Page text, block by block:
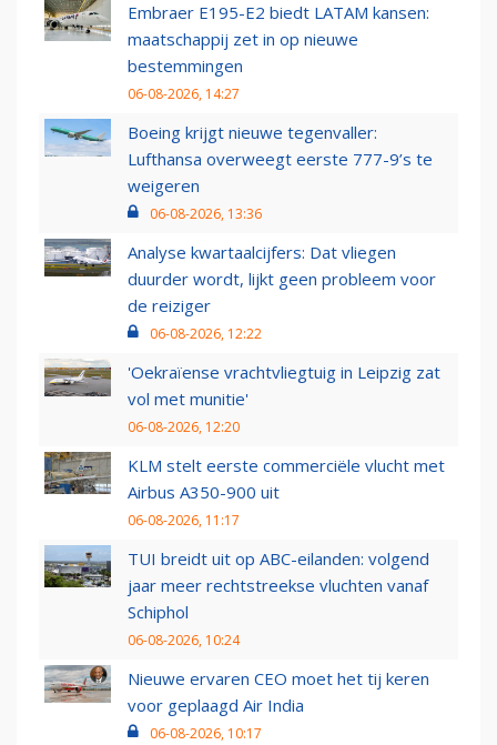
Embraer E195-E2 biedt LATAM kansen:
maatschappij zet in op nieuwe
bestemmingen
06-08-2026, 14:27
Boeing krijgt nieuwe tegenvaller:
Lufthansa overweegt eerste 777-9’s te
weigeren
06-08-2026, 13:36
Analyse kwartaalcijfers: Dat vliegen
duurder wordt, lijkt geen probleem voor
de reiziger
06-08-2026, 12:22
'Oekraïense vrachtvliegtuig in Leipzig zat
vol met munitie'
06-08-2026, 12:20
KLM stelt eerste commerciële vlucht met
Airbus A350-900 uit
06-08-2026, 11:17
TUI breidt uit op ABC-eilanden: volgend
jaar meer rechtstreekse vluchten vanaf
Schiphol
06-08-2026, 10:24
Nieuwe ervaren CEO moet het tij keren
voor geplaagd Air India
06-08-2026, 10:17